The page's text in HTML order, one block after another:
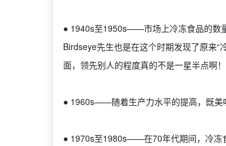
● 1940s至1950s——市场上冷冻食品的数
Birdseye先生也是在这个时期发现了原来
面，领先别人的程度真的不是一星半点啊！
● 1960s——随着生产力水平的提高，既美
● 1970s至1980s——在70年代期间，冷冻